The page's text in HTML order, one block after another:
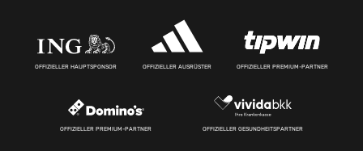
OFFIZIELLER HAUPTSPONSOR OFFIZIELLER AUSRÜSTER OFFIZIELLER PREMIUM-PARTNER
OFFIZIELLER PREMIUM-PARTNER OFFIZIELLER GESUNDHEITSPARTNER